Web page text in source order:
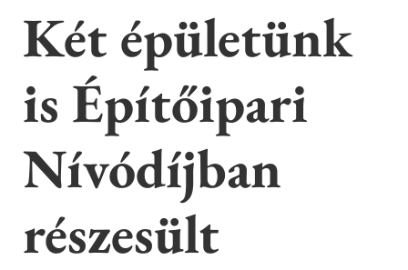
Két épületünk
is Építőipari
Nívódíjban
részesült